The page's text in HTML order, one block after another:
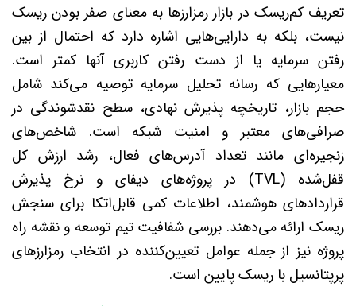
تعریف کم‌ریسک در بازار رمزارزها به معنای صفر بودن ریسک
نیست، بلکه به دارایی‌هایی اشاره دارد که احتمال از بین
رفتن سرمایه یا از دست رفتن کاربری آنها کمتر است.
معیارهایی که رسانه تحلیل سرمایه توصیه می‌کند شامل
حجم بازار، تاریخچه پذیرش نهادی، سطح نقدشوندگی در
صرافی‌های معتبر و امنیت شبکه است. شاخص‌های
زنجیره‌ای مانند تعداد آدرس‌های فعال، رشد ارزش کل
قفل‌شده (TVL) در پروژه‌های دیفای و نرخ پذیرش
قراردادهای هوشمند، اطلاعات کمی قابل‌اتکا برای سنجش
ریسک ارائه می‌دهند. بررسی شفافیت تیم توسعه و نقشه راه
پروژه نیز از جمله عوامل تعیین‌کننده در انتخاب رمزارزهای
پرپتانسیل با ریسک پایین است.